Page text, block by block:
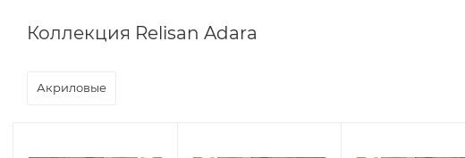
Коллекция Relisan Adara
Акриловые